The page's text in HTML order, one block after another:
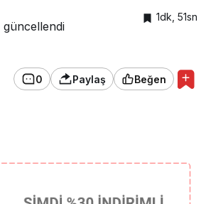
güncellendi
1dk, 51sn
0 Paylaş Beğen
Düzce’de Belediye
Borçlarına Yapılandırma!